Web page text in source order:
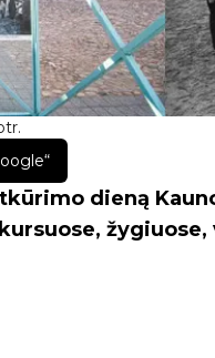
dieną